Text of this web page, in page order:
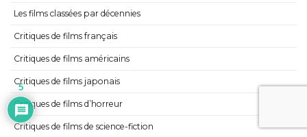
Les films classées par décennies
Critiques de films français
Critiques de films américains
Critiques de films japonais
Critiques de films d’horreur
Critiques de films de science-fiction
5